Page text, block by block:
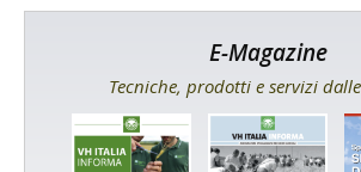
E-Magazine
Tecniche, prodotti e servizi